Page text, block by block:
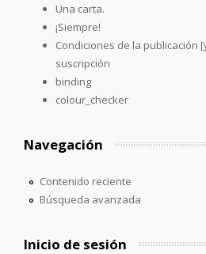
Una carta.
¡Siempre!
Condiciones de la publicación
suscripción
binding
colour_checker
Navegación
Contenido reciente
Búsqueda avanzada
Inicio de sesión